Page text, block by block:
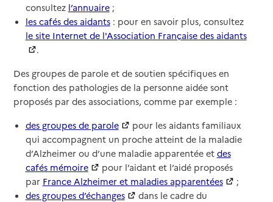
consultez l’annuaire;
les cafés des aidants: pour en savoir plus, consultez
le site Internet de l'Association Française des aidants
.
Des groupes de parole et de soutien spécifiques en
fonction des pathologies de la personne aidée sont
proposés par des associations, comme par exemple :
des groupes de parole
pour les aidants familiaux
qui accompagnent un proche atteint de la maladie
d’Alzheimer ou d’une maladie apparentée et des
cafés mémoire
pour l’aidant et l’aidé proposés
par France Alzheimer et maladies apparentées
;
des groupes d’échanges
dans le cadre du